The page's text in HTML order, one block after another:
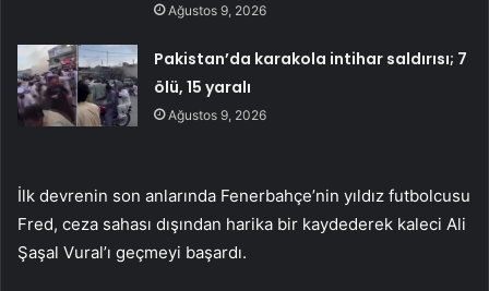
Ağustos 9, 2026
Pakistan’da karakola intihar saldırısı; 7
ölü, 15 yaralı
Ağustos 9, 2026
İlk devrenin son anlarında Fenerbahçe’nin yıldız futbolcusu
Fred, ceza sahası dışından harika bir kaydederek kaleci Ali
Şaşal Vural’ı geçmeyi başardı.